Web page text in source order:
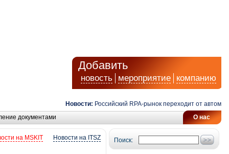
Добавить
новость мероприятие компанию
Новости: Российский RPA-рынок переходит от
О нас
документами
Поиск:
Новости на ITSZ
на MSKIT